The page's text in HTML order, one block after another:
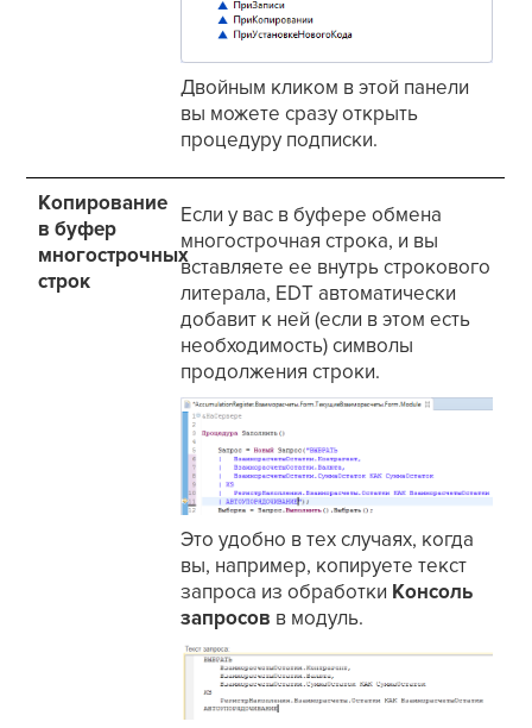
Двойным кликом в этой панели
вы можете сразу открыть
процедуру подписки.
Копирование
в буфер
многострочных
строк
Если у вас в буфере обмена
многострочная строка, и вы
вставляете ее внутрь строкового
литерала, EDT автоматически
добавит к ней (если в этом есть
необходимость) символы
продолжения строки.
Это удобно в тех случаях, когда
вы, например, копируете текст
запроса из обработки Консоль
запросов в модуль.